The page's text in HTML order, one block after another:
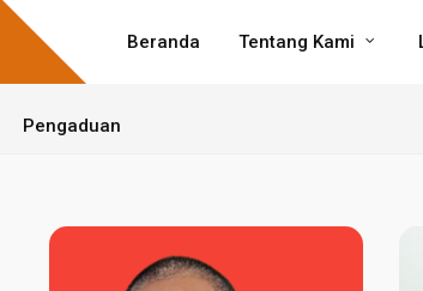
Beranda Tentang Kami
Pengaduan